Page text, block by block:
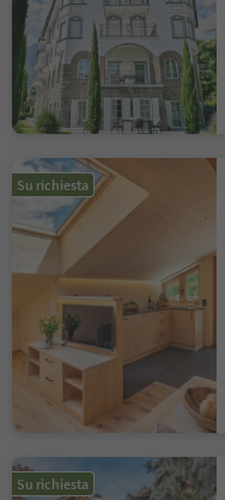
Su richiesta
Su richiesta